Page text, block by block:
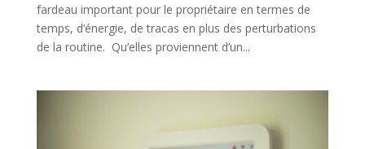
fardeau important pour le propriétaire en termes de
temps, d’énergie, de tracas en plus des perturbations
de la routine. Qu’elles proviennent d’un...